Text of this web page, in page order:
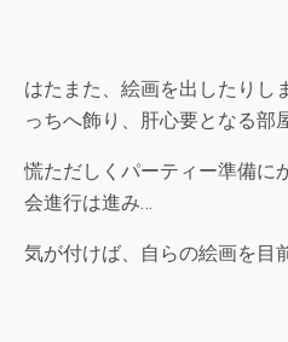
はたまた、絵画を出したりし
っちへ飾り、肝心要となる部
慌ただしくパーティー準備に
会進行は進み…
気が付けば、自らの絵画を目